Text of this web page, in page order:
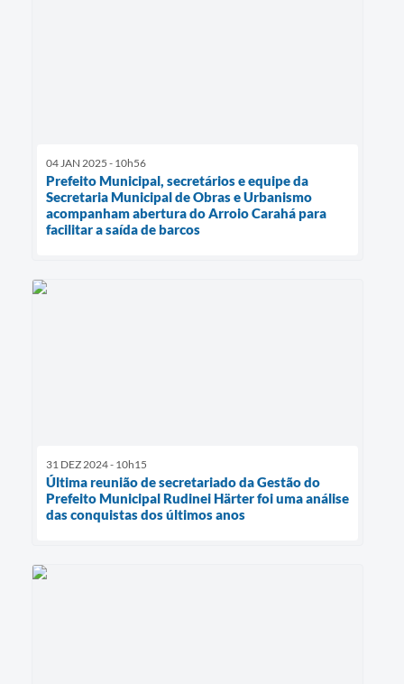
04 JAN 2025 - 10h56
Prefeito Municipal, secretários e equipe da
Secretaria Municipal de Obras e Urbanismo
acompanham abertura do Arroio Carahá para
facilitar a saída de barcos
31 DEZ 2024 - 10h15
Última reunião de secretariado da Gestão do
Prefeito Municipal Rudinei Härter foi uma análise
das conquistas dos últimos anos